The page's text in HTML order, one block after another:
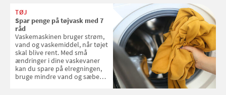
favoritter. Det fejrer Samvirke
med en quiz om alt det danske
frugt, vi elsker. Konkurrencen
slutter fredag d. 18. september
2026
TØJ
Spar penge på tøjvask med 7
råd
Vaskemaskinen bruger strøm,
vand og vaskemiddel, når tøjet
skal blive rent. Med små
ændringer i dine vaskevaner
kan du spare på elregningen,
bruge mindre vand og sæbe